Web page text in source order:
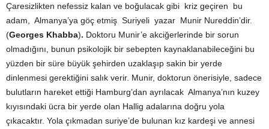
Çaresizlikten nefessiz kalan ve boğulacak gibi kriz geçiren bu
adam, Almanya’ya göç etmiş Suriyeli yazar Munir Nureddin’dir.
(Georges Khabba). Doktoru Munir’e akciğerlerinde bir sorun
olmadığını, bunun psikolojik bir sebepten kaynaklanabileceğini bu
yüzden bir süre büyük şehirden uzaklaşıp sakin bir yerde
dinlenmesi gerektiğini salık verir. Munir, doktorun önerisiyle, sadece
bulutların hareket ettiği Hamburg’dan ayrılacak Almanya’nın kuzey
kıyısındaki ücra bir yerde olan Hallig adalarına doğru yola
çıkacaktır. Yola çıkmadan suriye’de bulunan kız kardeşi ve annesi